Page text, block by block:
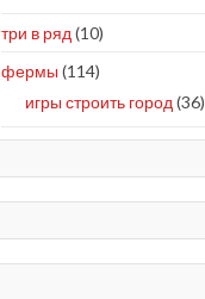
три в ряд (10)
фермы (114)
игры строить город (36)